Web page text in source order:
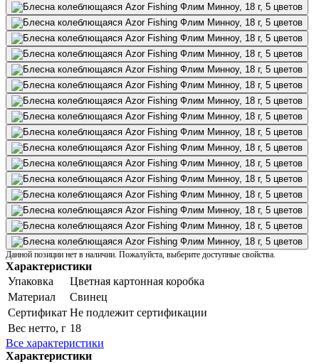
Данной позиции нет в наличии. Пожалуйста, выберите доступные свойства.
Характеристики
Упаковка
Цветная картонная коробка
Материал
Свинец
Сертификат Не подлежит сертификации
Вес нетто, г 18
Все характеристики
Характеристики